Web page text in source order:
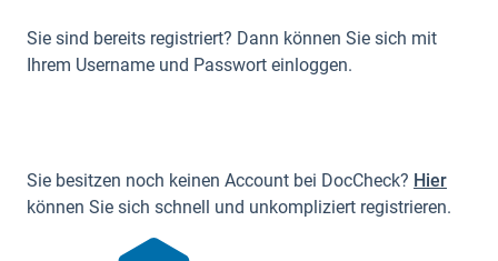
Sie sind bereits registriert? Dann können Sie sich mit
Ihrem Username und Passwort einloggen.
Sie besitzen noch keinen Account bei DocCheck? Hier
können Sie sich schnell und unkompliziert registrieren.